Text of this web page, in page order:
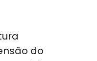
do